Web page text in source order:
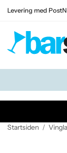
Levering med
Startsiden /